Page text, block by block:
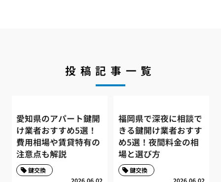
投稿記事一覧
愛知県のアパート鍵開
け業者おすすめ5選！
費用相場や賃貸特有の
注意点も解説
2026.06.02
鍵交換
福岡県で深夜に相談で
きる鍵開け業者おすす
め5選！夜間料金の相
場と選び方
2026.06.02
鍵交換